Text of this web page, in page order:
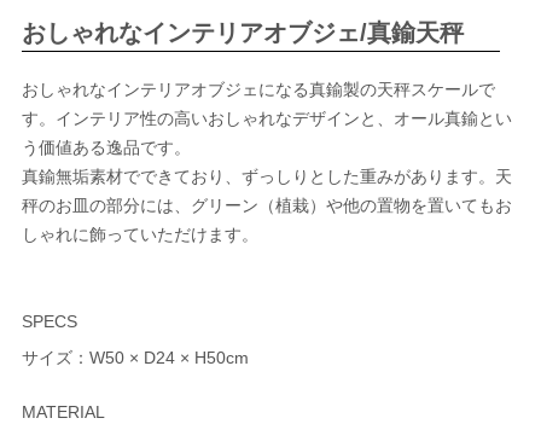
おしゃれなインテリアオブジェ/真鍮天秤
おしゃれなインテリアオブジェになる真鍮製の天秤スケールで
す。インテリア性の高いおしゃれなデザインと、オール真鍮とい
う価値ある逸品です。
真鍮無垢素材でできており、ずっしりとした重みがあります。天
秤のお皿の部分には、グリーン（植栽）や他の置物を置いてもお
しゃれに飾っていただけます。
SPECS
サイズ：W50 × D24 × H50cm
MATERIAL